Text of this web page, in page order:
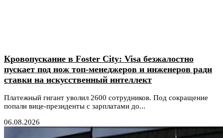
Кровопускание в Foster City: Visa безжалостно
пускает под нож топ-менеджеров и инженеров ради
ставки на искусственный интеллект
Платежный гигант уволил 2600 сотрудников. Под сокращение
попали вице-президенты с зарплатами до...
06.08.2026